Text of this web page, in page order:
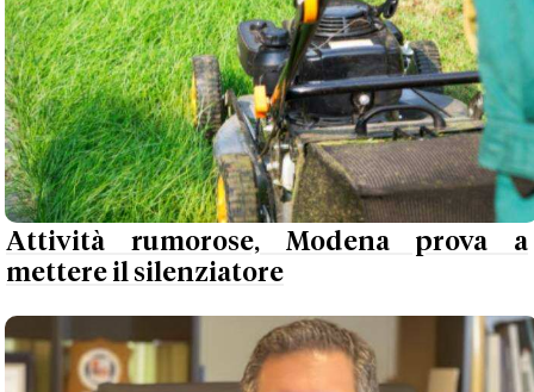
Attività rumorose, Modena prova a
mettere il silenziatore